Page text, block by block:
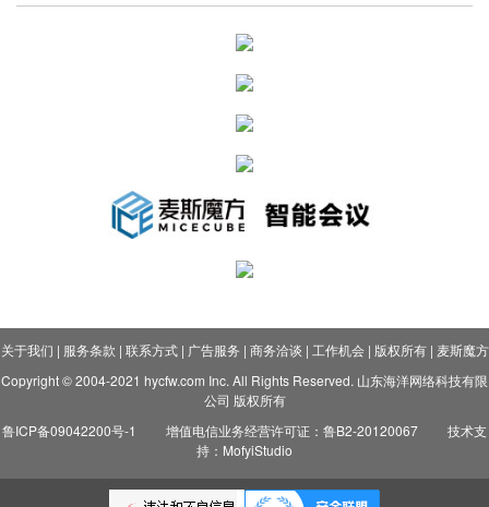
关于我们 | 服务条款 | 联系方式| 广告服务 | 商务洽谈 | 工作机会| 版权所有| 麦斯魔方
Copyright © 2004-2021 hycfw.com Inc. All Rights Reserved. 山东海洋网络科技有限
公司 版权所有
鲁ICP备09042200号-1
增值电信业务经营许可证：鲁B2-20120067
技术支
持：MofyiStudio